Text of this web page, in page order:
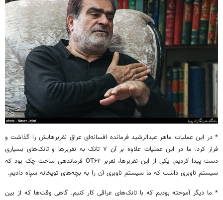
* در این عملیات ماهر عبدالرشید فرمانده افسانه‌ای عراق نفربرهایش را گذاشت و
فرار کرد. ما در این عملیات علاوه بر آن ۷ تانک به نفربرها و تانک‌های بسیاری
دست پیدا کردیم. یکی از این نفربرها، نفربر OT۶۲ فرماندهی ساخت چک بود که
سیستم ناوبری داشت که ما سیستم ناوبری آن را به بچه‌های توپخانه سپاه دادیم.
* ما دیگر آموخته بودیم که با تانک‌های عراقی کار کنیم. گاهی وقت‌ها که از بین